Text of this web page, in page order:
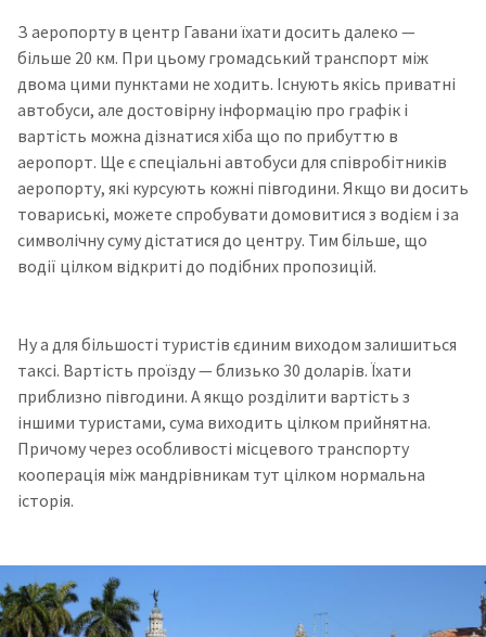
З аеропорту в центр Гавани їхати досить далеко —
більше 20 км. При цьому громадський транспорт між
двома цими пунктами не ходить. Існують якісь приватні
автобуси, але достовірну інформацію про графік і
вартість можна дізнатися хіба що по прибуттю в
аеропорт. Ще є спеціальні автобуси для співробітників
аеропорту, які курсують кожні півгодини. Якщо ви досить
товариські, можете спробувати домовитися з водієм і за
символічну суму дістатися до центру. Тим більше, що
водії цілком відкриті до подібних пропозицій.
Ну а для більшості туристів єдиним виходом залишиться
таксі. Вартість проїзду — близько 30 доларів. Їхати
приблизно півгодини. А якщо розділити вартість з
іншими туристами, сума виходить цілком прийнятна.
Причому через особливості місцевого транспорту
кооперація між мандрівникам тут цілком нормальна
історія.